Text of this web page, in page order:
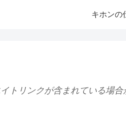
キホンの
トリンクが含まれている場合